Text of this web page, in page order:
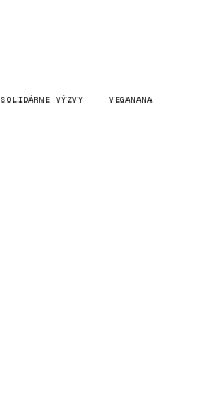
SOLIDÁRNE VÝZVY VEGANANA